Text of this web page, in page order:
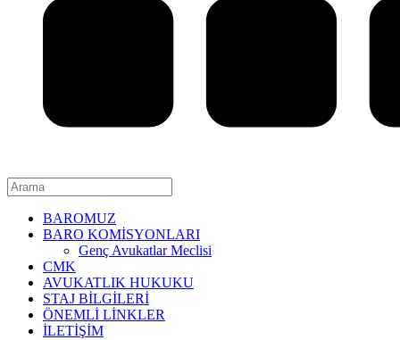
BAROMUZ
BARO KOMİSYONLARI
Genç Avukatlar Meclisi
CMK
AVUKATLIK HUKUKU
STAJ BİLGİLERİ
ÖNEMLİ LİNKLER
İLETİŞİM